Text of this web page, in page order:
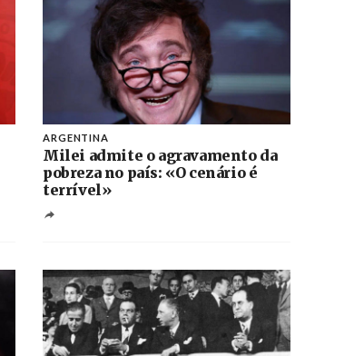
ARGENTINA
Milei admite o agravamento da
pobreza no país: «O cenário é
terrível»